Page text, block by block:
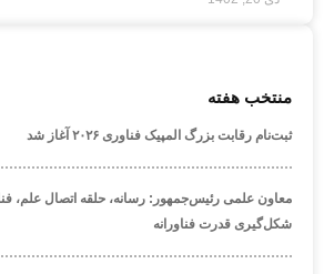
منتخب هفته
ثبت‌نام رقابت بزرگ المپیک فناوری ۲۰۲۶ آغاز شد
معاون علمی رئیس‌جمهور: رسانه، حلقه اتصال علم،
شکل‌گیری قدرت فناورانه